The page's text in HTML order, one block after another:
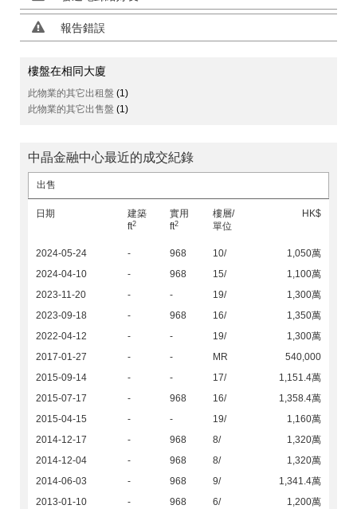
報告錯誤
樓盤在相同大廈
此物業的其它出租盤 (1)
此物業的其它出售盤 (1)
中晶金融中心最近的成交紀錄
出售
日期
建築
ft2
實用
ft2
樓層/
單位
HK$
2024-05-24 - 968 10/
1,050萬
2024-04-10
- 968 15/
1,100萬
2023-11-20
- - 19/
1,300萬
2023-09-18
- 968 16/
1,350萬
2022-04-12
- - 19/
1,300萬
2017-01-27
- - MR
540,000
2015-09-14
- - 17/
1,151.4萬
2015-07-17
- 968 16/
1,358.4萬
2015-04-15
- - 19/
1,160萬
2014-12-17
- 968 8/
1,320萬
2014-12-04
- 968 8/
1,320萬
2014-06-03
- 968 9/
1,341.4萬
2013-01-10
- 968 6/
1,200萬